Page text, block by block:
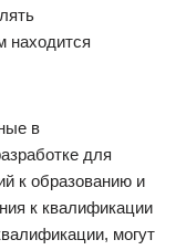
находится
в
для
к образованию и
к квалификации
могут